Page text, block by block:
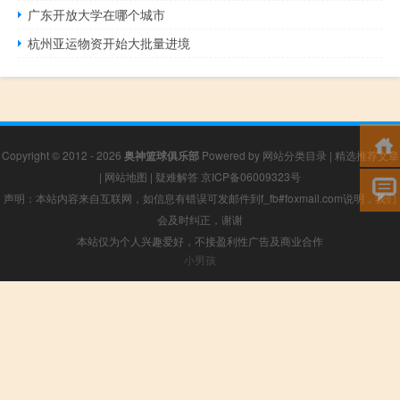
广东开放大学在哪个城市
杭州亚运物资开始大批量进境
Copyright © 2012 - 2026 奥神篮球俱乐部Powered by 网站分类目录 | 精选推荐文章
| 网站地图 | 疑难解答 京ICP备06009323号
声明：本站内容来自互联网，如信息有错误可发邮件到f_fb#foxmail.com说明，我们
会及时纠正，谢谢
本站仅为个人兴趣爱好，不接盈利性广告及商业合作
小男孩